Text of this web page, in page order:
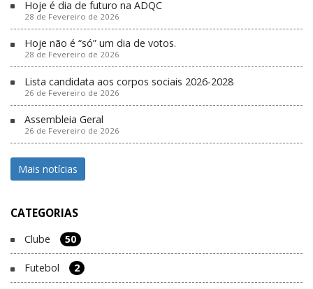
Hoje é dia de futuro na ADQC
28 de Fevereiro de 2026
Hoje não é “só” um dia de votos.
28 de Fevereiro de 2026
Lista candidata aos corpos sociais 2026-2028
26 de Fevereiro de 2026
Assembleia Geral
26 de Fevereiro de 2026
Mais notícias
CATEGORIAS
Clube 50
Futebol 2